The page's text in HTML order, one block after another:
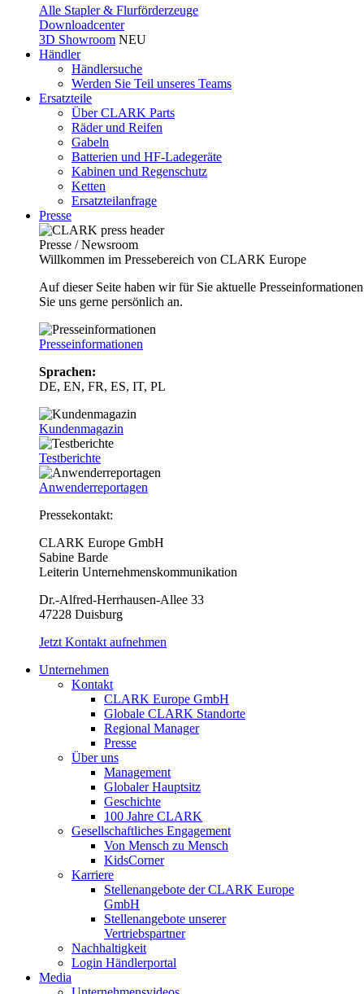
Alle Stapler & Flurförderzeuge
Downloadcenter
3D Showroom NEU
Händler
Händlersuche
Werden Sie Teil unseres Teams
Ersatzteile
Über CLARK Parts
Räder und Reifen
Gabeln
Batterien und HF-Ladegeräte
Kabinen und Regenschutz
Ketten
Ersatzteilanfrage
Presse
Presse / Newsroom
Willkommen im Pressebereich von CLARK Europe
Auf dieser Seite haben wir für Sie aktuelle
Sie uns gerne persönlich an.
Presseinformationen
Sprachen:
DE, EN, FR, ES, IT, PL
Kundenmagazin
Testberichte
Anwenderreportagen
Pressekontakt:
CLARK Europe GmbH
Sabine Barde
Leiterin Unternehmenskommunikation
Dr.-Alfred-Herrhausen-Allee 33
47228 Duisburg
Jetzt Kontakt aufnehmen
Unternehmen
Kontakt
CLARK Europe GmbH
Globale CLARK Standorte
Regional Manager
Presse
Über uns
Management
Globaler Hauptsitz
Geschichte
100 Jahre CLARK
Gesellschaftliches Engagement
Von Mensch zu Mensch
KidsCorner
Karriere
Stellenangebote der CLARK Europe
GmbH
Stellenangebote unserer
Vertriebspartner
Nachhaltigkeit
Login Händlerportal
Media